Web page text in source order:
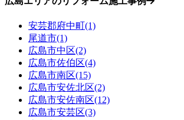
安芸郡府中町(1)
尾道市(1)
広島市中区(2)
広島市佐伯区(4)
広島市南区(15)
広島市安佐北区(2)
広島市安佐南区(12)
広島市安芸区(3)